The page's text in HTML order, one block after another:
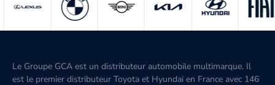
Le Groupe GCA est un distributeur automobile multimarque. Il
est le premier distributeur Toyota et Hyundai en France avec 146